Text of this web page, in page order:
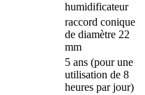
humidificateur
raccord conique
de diamètre 22
mm
5 ans (pour une
utilisation de 8
heures par jour)